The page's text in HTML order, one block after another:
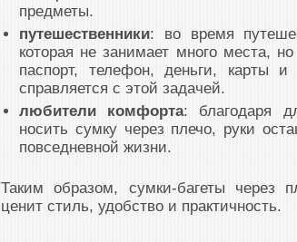
предметы.
путешественники: во время
которая не занимает много места,
паспорт, телефон, деньги, карты
справляется с этой задачей.
любители комфорта: благодаря
носить сумку через плечо, руки
повседневной жизни.
Таким образом, сумки-багеты через
ценит стиль, удобство и практичность.